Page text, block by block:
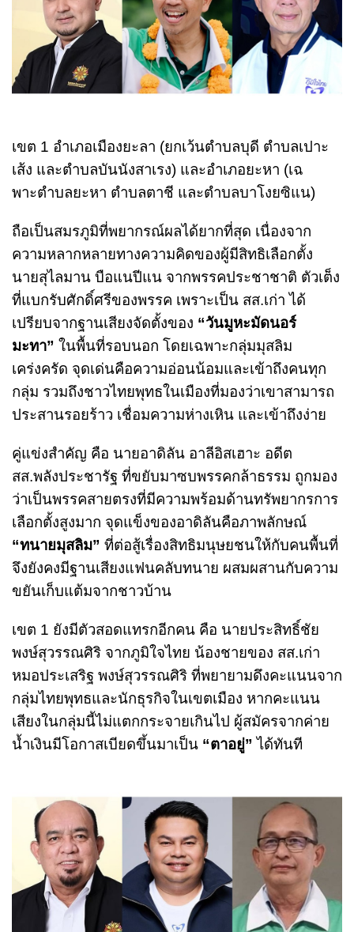
เขต 1 อําเภอเมืองยะลา (ยกเว้นตําบลบุดี ตําบลเปาะ
เส้ง และตําบลบันนังสาเรง) และอําเภอยะหา (เฉ
พาะตําบลยะหา ตําบลตาชี และตําบลบาโงยซิแน)
ถือเป็นสมรภูมิที่พยากรณ์ผลได้ยากที่สุด เนื่องจาก
ความหลากหลายทางความคิดของผู้มีสิทธิเลือกตั้ง
นายสุไลมาน บือแนปีแน จากพรรคประชาชาติ ตัวเต็ง
ที่แบกรับศักดิ์ศรีของพรรค เพราะเป็น สส.เก่า ได้
เปรียบจากฐานเสียงจัดตั้งของ “วันมูหะมัดนอร์
มะทา” ในพื้นที่รอบนอก โดยเฉพาะกลุ่มมุสลิม
เคร่งครัด จุดเด่นคือความอ่อนน้อมและเข้าถึงคนทุก
กลุ่ม รวมถึงชาวไทยพุทธในเมืองที่มองว่าเขาสามารถ
ประสานรอยร้าว เชื่อมความห่างเหิน และเข้าถึงง่าย
คู่แข่งสำคัญ คือ นายอาดิลัน อาลีอิสเฮาะ อดีต
สส.พลังประชารัฐ ที่ขยับมาซบพรรคกล้าธรรม ถูกมอง
ว่าเป็นพรรคสายตรงที่มีความพร้อมด้านทรัพยากรการ
เลือกตั้งสูงมาก จุดแข็งของอาดิลันคือภาพลักษณ์
“ทนายมุสลิม” ที่ต่อสู้เรื่องสิทธิมนุษยชนให้กับคนพื้นที่
จึงยังคงมีฐานเสียงแฟนคลับทนาย ผสมผสานกับความ
ขยันเก็บแต้มจากชาวบ้าน
เขต 1 ยังมีตัวสอดแทรกอีกคน คือ นายประสิทธิ์ชัย
พงษ์สุวรรณศิริ จากภูมิใจไทย น้องชายของ สส.เก่า
หมอประเสริฐ พงษ์สุวรรณศิริ ที่พยายามดึงคะแนนจาก
กลุ่มไทยพุทธและนักธุรกิจในเขตเมือง หากคะแนน
เสียงในกลุ่มนี้ไม่แตกกระจายเกินไป ผู้สมัครจากค่าย
น้ำเงินมีโอกาสเบียดขึ้นมาเป็น “ตาอยู่” ได้ทันที